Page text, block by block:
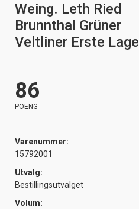
Weing. Leth Ried
Brunnthal Grüner
Veltliner Erste Lage
86
POENG
Varenummer:
15792001
Utvalg:
Bestillingsutvalget
Volum: